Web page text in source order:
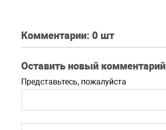
Комментарии: 0 шт
Оставить новый комментарий
Представьтесь, пожалуйста